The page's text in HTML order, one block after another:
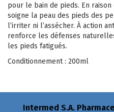
pour le bain de pieds. En
soigne la peau des pieds des
l’irriter ni l’assécher. À action
renforce les défenses
les pieds fatigués.
Conditionnement : 200ml
Intermed S.A.